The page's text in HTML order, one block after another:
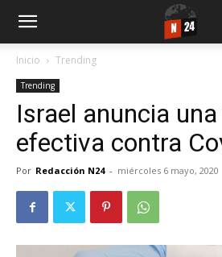
Inicio Trending
Trending
Israel anuncia
efectiva contra
Por Redacción N24 - miércoles 6 mayo, 2020